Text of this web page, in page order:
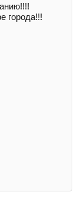
города!!!